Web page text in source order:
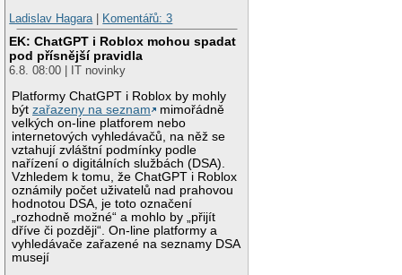
Ladislav Hagara
Komentářů: 3
EK: ChatGPT i Roblox mohou spadat
pod přísnější pravidla
6.8. 08:00 | IT novinky
Platformy ChatGPT i Roblox by mohly
býtzařazeny na seznam
mimořádně
velkých on-line platforem nebo
internetových vyhledávačů, na něž se
vztahují zvláštní podmínky podle
nařízení o digitálních službách (DSA).
Vzhledem k tomu, že ChatGPT i Roblox
oznámily počet uživatelů nad prahovou
hodnotou DSA, je toto označení
„rozhodně možné“ a mohlo by „přijít
dříve či později“. On-line platformy a
vyhledávače zařazené na seznamy DSA
musejí